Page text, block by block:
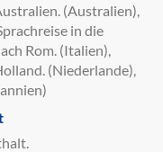
(Australien),
in die
Rom. (Italien),
(Niederlande),